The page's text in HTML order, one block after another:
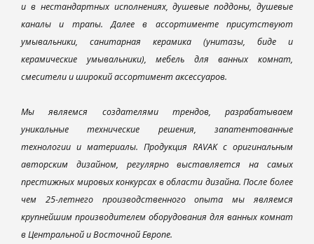
и в нестандартных исполнениях, душевые поддоны, душевые
каналы и трапы. Далее в ассортименте присутствуют
умывальники, санитарная керамика (унитазы, биде и
керамические умывальники), мебель для ванных комнат,
смесители и широкий ассортимент аксессуаров.
Мы являемся создателями трендов, разрабатываем
уникальные технические решения, запатентованные
технологии и материалы. Продукция RAVAK с оригинальным
авторским дизайном, регулярно выставляется на самых
престижных мировых конкурсах в области дизайна. После более
чем 25-летнего производственного опыта мы являемся
крупнейшим производителем оборудования для ванных комнат
в Центральной и Восточной Европе.